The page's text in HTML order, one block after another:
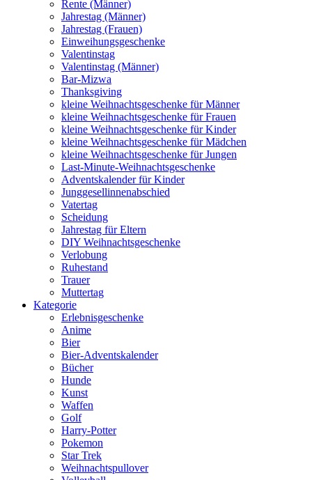
Rente (Männer)
Jahrestag (Männer)
Jahrestag (Frauen)
Einweihungsgeschenke
Valentinstag
Valentinstag (Männer)
Bar-Mizwa
Thanksgiving
kleine Weihnachtsgeschenke für Männer
kleine Weihnachtsgeschenke für Frauen
kleine Weihnachtsgeschenke für Kinder
kleine Weihnachtsgeschenke für Mädchen
kleine Weihnachtsgeschenke für Jungen
Last-Minute-Weihnachtsgeschenke
Adventskalender für Kinder
Junggesellinnenabschied
Vatertag
Scheidung
Jahrestag für Eltern
DIY Weihnachtsgeschenke
Verlobung
Ruhestand
Trauer
Muttertag
Kategorie
Erlebnisgeschenke
Anime
Bier
Bier-Adventskalender
Bücher
Hunde
Kunst
Waffen
Golf
Harry-Potter
Pokemon
Star Trek
Weihnachtspullover